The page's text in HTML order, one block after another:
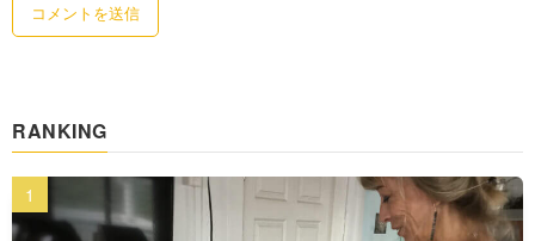
RANKING